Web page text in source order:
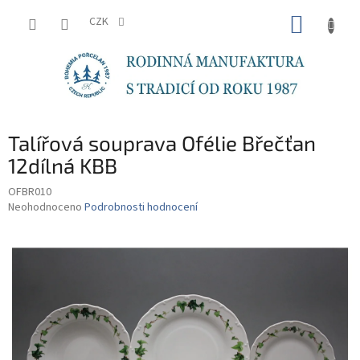
CZK
Talířová souprava Ofélie Břečťan
12dílná KBB
OFBR010
Průměrné
je
hvězdiček.
Neohodnoceno Podrobnosti hodnocení